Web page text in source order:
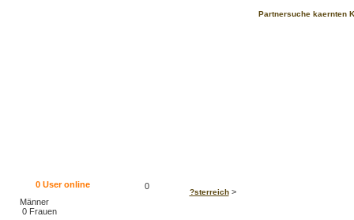
Partnersuche kaernten
0User online
0
Männer
0 Frauen
?sterreich>